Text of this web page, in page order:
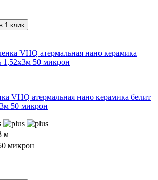
1 клик
VHQ атермальная нано керамика белит
50 микрон
м
микрон